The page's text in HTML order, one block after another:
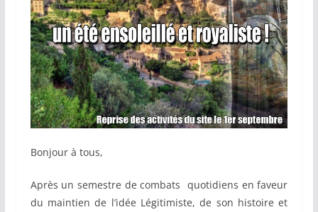
Bonjour à tous,
Après un semestre de combats quotidiens en faveur
du maintien de l’idée Légitimiste, de son histoire et